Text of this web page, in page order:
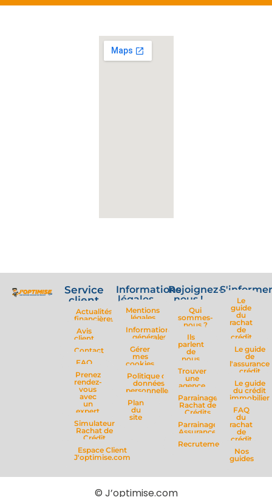
Service
client
Actualités
financières
Avis
client
Contact
FAQ
Prenez
rendez-
vous
avec
un
expert
Simulateur
Rachat de
Crédit
Espace Client
J'optimise.com
Informations
légales
Mentions
légales
Informations
générales
Gérer
mes
cookies
Politique de
données
personnelles
Plan
du
site
Rejoignez-
nous !
Qui
sommes-
nous ?
Ils
parlent
de
nous
Trouver
une
agence
Parrainage
Rachat de
Crédits
Parrainage
Assurance
Recrutement
Le
guide
du
rachat
de
crédit
Le guide
de
l'assurance
crédit
Le guide
du crédit
immobilier
FAQ
du
rachat
de
crédit
Nos
guides
© J’optimise.com